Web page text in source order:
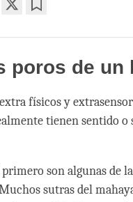
poros de un
físicos y
tienen sentido
son algunas de
sutras del